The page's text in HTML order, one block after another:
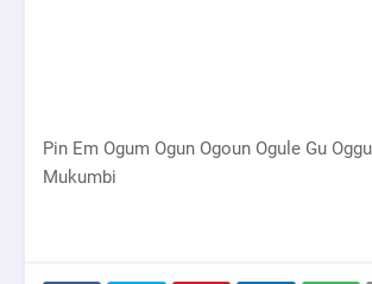
Pin Em Ogum Ogun Ogoun Ogule Gu
Mukumbi